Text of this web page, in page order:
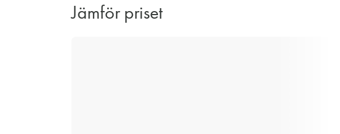
Jämför priset